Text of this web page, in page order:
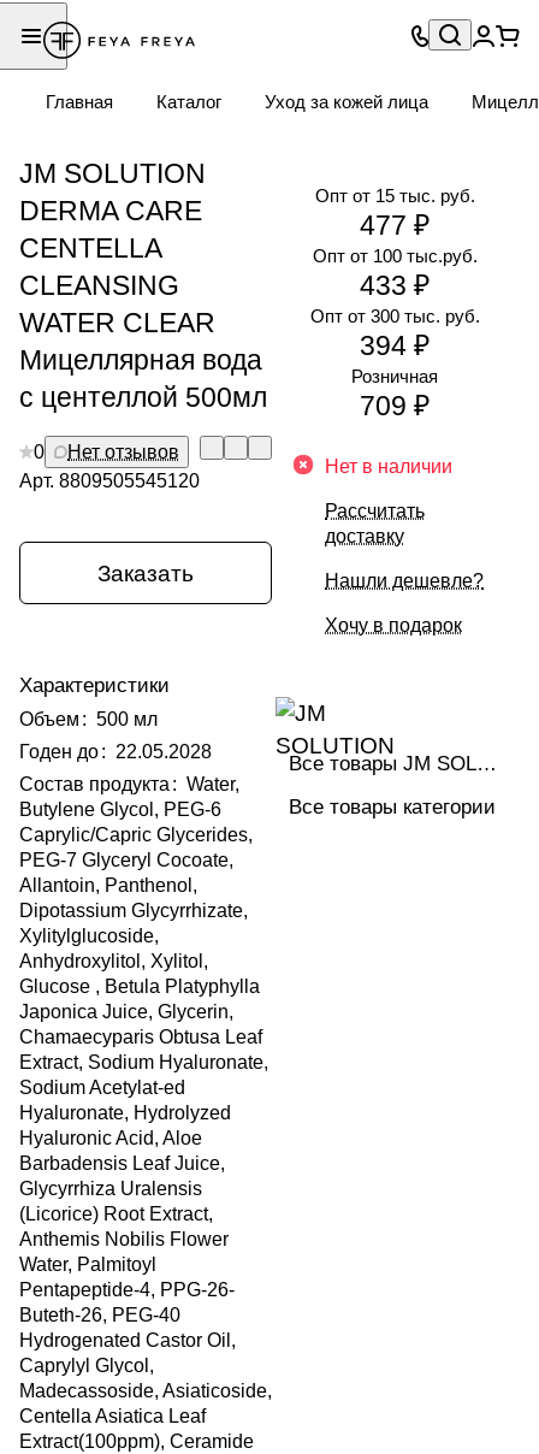
Главная Каталог Уход за кожей лица
JM SOLUTION
DERMA CARE
CENTELLA
CLEANSING
WATER CLEAR
Мицеллярная вода
с центеллой 500мл
0
Нет отзывов
Арт. 8809505545120
Заказать
Характеристики
Объем : 500 мл
Годен до: 22.05.2028
Состав продукта : Water,
Butylene Glycol, PEG-6
Caprylic/Capric Glycerides,
PEG-7 Glyceryl Cocoate,
Allantoin, Panthenol,
Dipotassium Glycyrrhizate,
Xylitylglucoside,
Anhydroxylitol, Xylitol,
Glucose , Betula Platyphylla
Japonica Juice, Glycerin,
Chamaecyparis Obtusa Leaf
Extract, Sodium Hyaluronate,
Sodium Acetylat-ed
Hyaluronate, Hydrolyzed
Hyaluronic Acid, Aloe
Barbadensis Leaf Juice,
Glycyrrhiza Uralensis
(Licorice) Root Extract,
Anthemis Nobilis Flower
Water, Palmitoyl
Pentapeptide-4, PPG-26-
Buteth-26, PEG-40
Hydrogenated Castor Oil,
Caprylyl Glycol,
Madecassoside, Asiaticoside,
Centella Asiatica Leaf
Extract(100ppm), Ceramide
Опт от 300 тыс. руб.
394 ₽
Опт от 15 тыс. руб.
477 ₽
Опт от 100 тыс.руб.
433 ₽
Розничная
709 ₽
Нет в наличии
Рассчитать
доставку
Нашли дешевле?
Хочу в подарок
Все товары JM SOLUTION
Все товары категории